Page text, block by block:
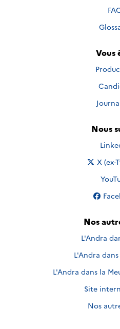
Vous
Nous
Nous
Nous
X (ex-
Nous
Nos
L'Andra
L'Andra
L'Andra dans la
Site
Nos